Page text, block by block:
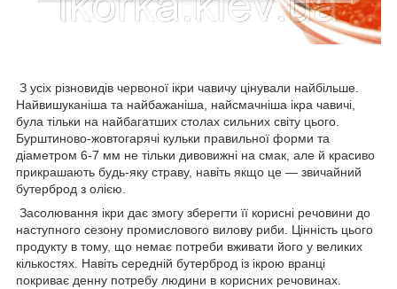
З усіх різновидів червоної ікри чавичу цінували найбільше.
Найвишуканіша та найбажаніша, найсмачніша ікра чавичі,
була тільки на найбагатших столах сильних світу цього.
Бурштиново-жовтогарячі кульки правильної форми та
діаметром 6-7 мм не тільки дивовижні на смак, але й красиво
прикрашають будь-яку страву, навіть якщо це — звичайний
бутерброд з олією.
Засолювання ікри дає змогу зберегти її корисні речовини до
наступного сезону промислового вилову риби. Цінність цього
продукту в тому, що немає потреби вживати його у великих
кількостях. Навіть середній бутерброд із ікрою вранці
покриває денну потребу людини в корисних речовинах.